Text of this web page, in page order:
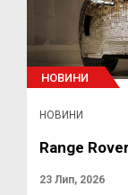
НОВИНИ
НОВИНИ
Range
23 Лип, 2026